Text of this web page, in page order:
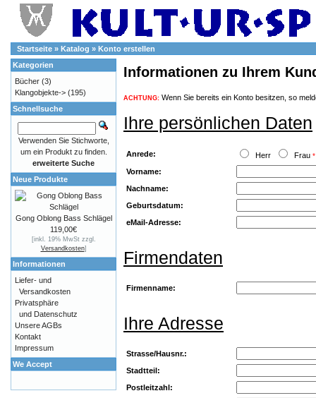
Startseite » Katalog » Konto erstellen
Informationen zu Ihrem
ACHTUNG: Wenn Sie bereits ein Konto besitzen, so
Ihre persönlichen Daten
Anrede: Herr Frau *
Vorname:
Nachname:
Geburtsdatum:
eMail-Adresse:
Firmendaten
Firmenname:
Ihre Adresse
Strasse/Hausnr.:
Stadtteil:
Postleitzahl:
Kategorien
Bücher (3)
Klangobjekte-> (195)
Schnellsuche
Verwenden Sie Stichworte,
um ein Produkt zu finden.
erweiterte Suche
Neue Produkte
Gong Oblong Bass Schlägel
119,00€
[inkl. 19% MwSt zzgl.
Versandkosten]
Informationen
Liefer- und
Versandkosten
Privatsphäre
und Datenschutz
Unsere AGBs
Kontakt
Impressum
We Accept